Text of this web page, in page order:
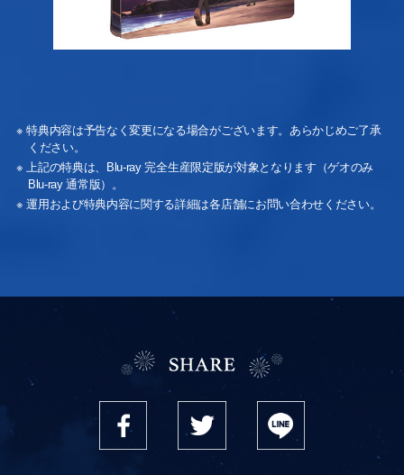
※ 特典内容は予告なく変更になる場合がございます。あらかじめご了承
ください。
※ 上記の特典は、Blu-ray 完全生産限定版が対象となります（ゲオのみ
Blu-ray 通常版）。
※ 運用および特典内容に関する詳細は各店舗にお問い合わせください。